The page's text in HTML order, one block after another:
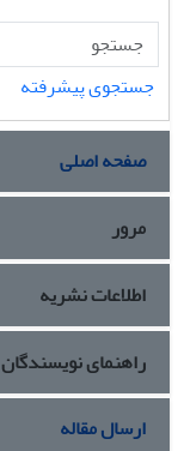
جستجوی پیشرفته
صفحه اصلی
مرور
اطلاعات نشریه
راهنمای نویسندگان
ارسال مقاله